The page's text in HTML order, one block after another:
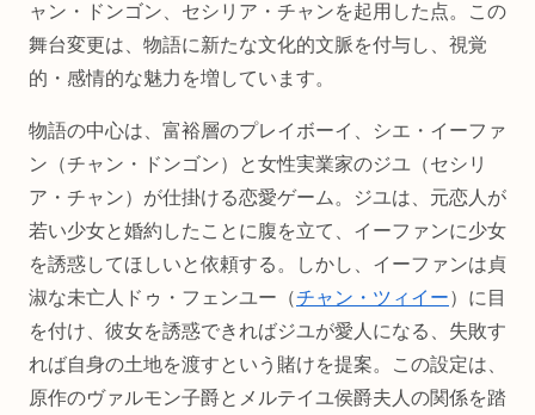
ャン・ドンゴン、セシリア・チャンを起用した点。この
舞台変更は、物語に新たな文化的文脈を付与し、視覚
的・感情的な魅力を増しています。
物語の中心は、富裕層のプレイボーイ、シエ・イーファ
ン（チャン・ドンゴン）と女性実業家のジユ（セシリ
ア・チャン）が仕掛ける恋愛ゲーム。ジユは、元恋人が
若い少女と婚約したことに腹を立て、イーファンに少女
を誘惑してほしいと依頼する。しかし、イーファンは貞
淑な未亡人ドゥ・フェンユー（チャン・ツィイー）に目
を付け、彼女を誘惑できればジユが愛人になる、失敗す
れば自身の土地を渡すという賭けを提案。この設定は、
原作のヴァルモン子爵とメルテイユ侯爵夫人の関係を踏